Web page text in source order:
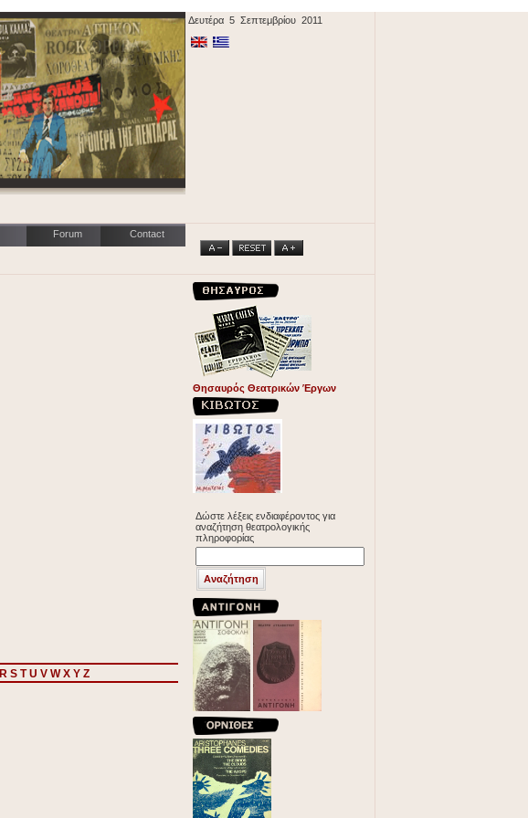
Δευτέρα 5 Σεπτεμβρίου 2011
Forum Contact
R S TU V WX Y Z
Θησαυρός Θεατρικών Έργων
Δώστε λέξεις ενδιαφέροντος για
αναζήτηση θεατρολογικής
πληροφορίας